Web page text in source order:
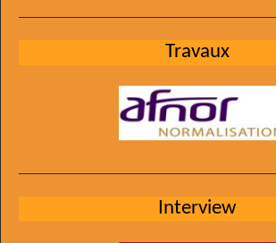
Travaux
Interview